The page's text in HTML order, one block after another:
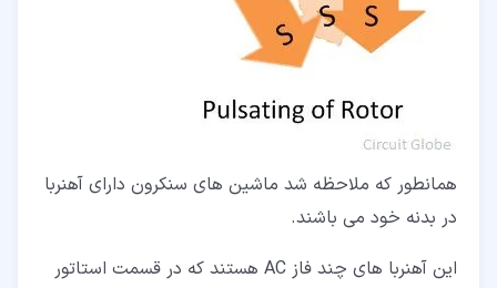
همانطور که ملاحظه شد ماشین های سنکرون دارای آهنربا
در بدنه خود می باشند.
این آهنربا های چند فاز AC هستند که در قسمت استاتور